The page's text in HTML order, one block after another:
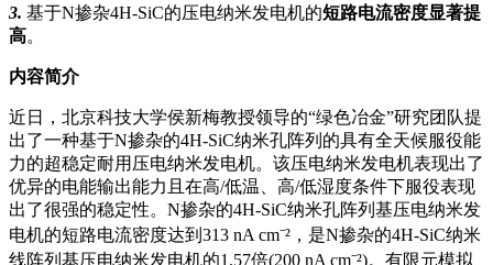
3. 基于N掺杂4H-SiC的压电纳米发电机的短路电流密度显著提
高。
内容简介
近日，北京科技大学侯新梅教授领导的“绿色冶金”研究团队提
出了一种基于N掺杂的4H-SiC纳米孔阵列的具有全天候服役能
力的超稳定耐用压电纳米发电机。该压电纳米发电机表现出了
优异的电能输出能力且在高/低温、高/低湿度条件下服役表现
出了很强的稳定性。N掺杂的4H-SiC纳米孔阵列基压电纳米发
电机的短路电流密度达到313 nA cm⁻²，是N掺杂的4H-SiC纳米
线阵列基压电纳米发电机的1.57倍(200 nA cm⁻²)。有限元模拟